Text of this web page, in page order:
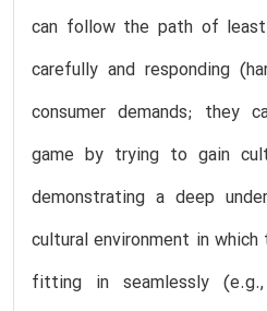
can follow the path of
carefully and responding
consumer demands; they
game by trying to gain
demonstrating a deep
cultural environment in
fitting in seamlessly